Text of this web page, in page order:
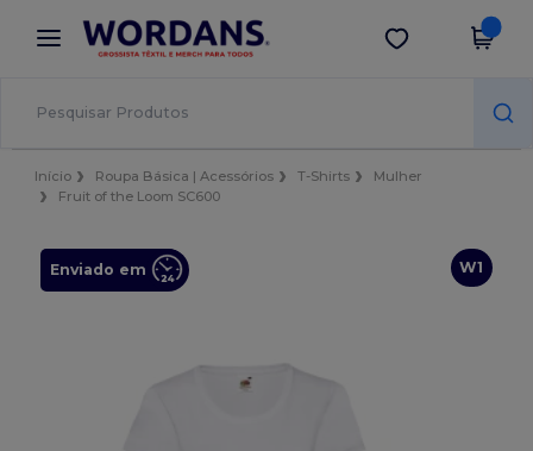
× App Wordans
Melhores preços na app!
Obter app
Início Roupa Básica | Acessórios T-Shirts
Mulher
Fruit of the Loom SC600
W1
Enviado em